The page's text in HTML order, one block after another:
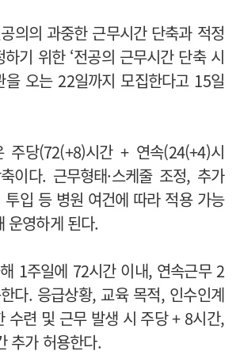
의의 과중한 근무시간 단축과 적정
기 위한 ‘전공의 근무시간 단축 시
을 오는 22일까지 모집한다고 15일
주당(72(+8)시간 + 연속(24(+4)시
이다. 근무형태·스케줄 조정, 추가
입 등 병원 여건에 따라 적용 가능
운영하게 된다.
1주일에 72시간 이내, 연속근무 2
다. 응급상황, 교육 목적, 인수인계
수련 및 근무 발생 시 주당 + 8시간,
추가 허용한다.